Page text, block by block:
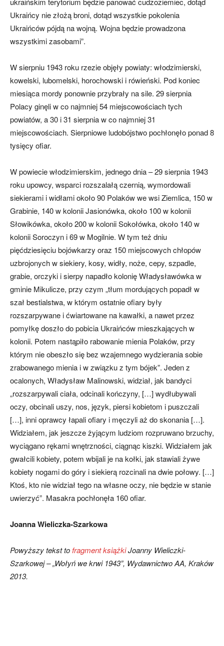
Ukraińcy nie złożą broni, dotąd wszystkie pokolenia
Ukraińców pójdą na wojną. Wojna będzie prowadzona
wszystkimi zasobami”.
W sierpniu 1943 roku rzezie objęły powiaty: włodzimierski,
kowelski, lubomelski, horochowski i rówieński. Pod koniec
miesiąca mordy ponownie przybrały na sile. 29 sierpnia
Polacy ginęli w co najmniej 54 miejscowościach tych
powiatów, a 30 i 31 sierpnia w co najmniej 31
miejscowościach. Sierpniowe ludobójstwo pochłonęło ponad 8
tysięcy ofiar.
W powiecie włodzimierskim, jednego dnia – 29 sierpnia 1943
roku upowcy, wsparci rozszalałą czernią, wymordowali
siekierami i widłami około 90 Polaków we wsi Ziemlica, 150 w
Grabinie, 140 w kolonii Jasionówka, około 100 w kolonii
Słowikówka, około 200 w kolonii Sokołówka, około 140 w
kolonii Soroczyn i 69 w Mogilnie. W tym też dniu
pięćdziesięciu bojówkarzy oraz 150 miejscowych chłopów
uzbrojonych w siekiery, kosy, widły, noże, cepy, szpadle,
grabie, orczyki i sierpy napadło kolonię Władysławówka w
gminie Mikulicze, przy czym „tłum mordujących popadł w
szał bestialstwa, w którym ostatnie ofiary były
rozszarpywane i ćwiartowane na kawałki, a nawet przez
pomyłkę doszło do pobicia Ukraińców mieszkających w
kolonii. Potem nastąpiło rabowanie mienia Polaków, przy
którym nie obeszło się bez wzajemnego wydzierania sobie
zrabowanego mienia i w związku z tym bójek”. Jeden z
ocalonych, Władysław Malinowski, widział, jak bandyci
„rozszarpywali ciała, odcinali kończyny, […] wydłubywali
oczy, obcinali uszy, nos, język, piersi kobietom i puszczali
[…], inni oprawcy łapali ofiary i męczyli aż do skonania […].
Widziałem, jak jeszcze żyjącym ludziom rozpruwano brzuchy,
wyciągano rękami wnętrzności, ciągnąc kiszki. Widziałem jak
gwałcili kobiety, potem wbijali je na kołki, jak stawiali żywe
kobiety nogami do góry i siekierą rozcinali na dwie połowy. […]
Ktoś, kto nie widział tego na własne oczy, nie będzie w stanie
uwierzyć”. Masakra pochłonęła 160 ofiar.
Joanna Wieliczka-Szarkowa
Powyższy tekst to fragment książkiJoanny Wieliczki-
Szarkowej – „Wołyń we krwi 1943”, Wydawnictwo AA, Kraków
2013.